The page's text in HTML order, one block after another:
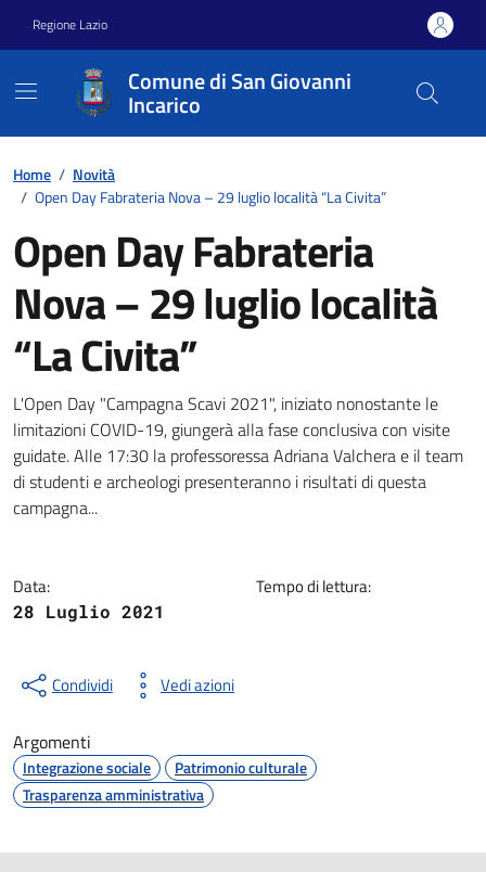
Regione Lazio
Comune di San Giovanni
Incarico
Home / Novità
/ Open Day Fabrateria Nova – 29 luglio località “La Civita”
Open Day Fabrateria
Nova – 29 luglio località
“La Civita”
Dettagli della notizia
L'Open Day "Campagna Scavi 2021", iniziato nonostante le
limitazioni COVID-19, giungerà alla fase conclusiva con visite
guidate. Alle 17:30 la professoressa Adriana Valchera e il team
di studenti e archeologi presenteranno i risultati di questa
campagna...
Data:
28 Luglio 2021
Tempo di lettura:
Condividi Vedi azioni
Argomenti
Integrazione sociale
Patrimonio culturale
Trasparenza amministrativa